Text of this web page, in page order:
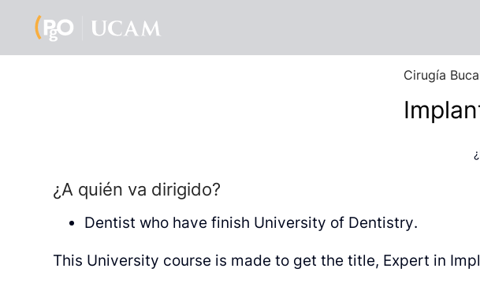
Cirugía
¿A quién va dirigido?
Dentist who have finish University of Dentistry.
This University course is made to get the title, Expert in